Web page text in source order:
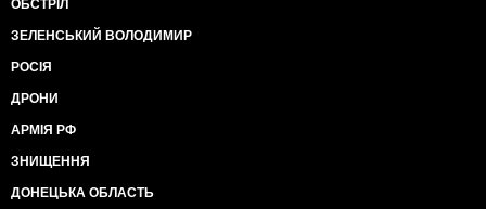
ОБСТРІЛ
ЗЕЛЕНСЬКИЙ ВОЛОДИМИР
РОСІЯ
ДРОНИ
АРМІЯ РФ
ЗНИЩЕННЯ
ДОНЕЦЬКА ОБЛАСТЬ